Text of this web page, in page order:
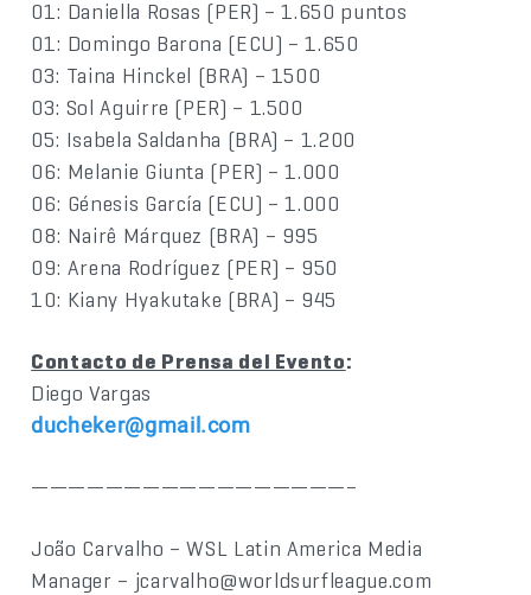
01: Daniella Rosas (PER) – 1.650 puntos
01: Domingo Barona (ECU) – 1.650
03: Taina Hinckel (BRA) – 1500
03: Sol Aguirre (PER) – 1.500
05: Isabela Saldanha (BRA) – 1.200
06: Melanie Giunta (PER) – 1.000
06: Génesis García (ECU) – 1.000
08: Nairê Márquez (BRA) – 995
09: Arena Rodríguez (PER) – 950
10: Kiany Hyakutake (BRA) – 945
Contacto de Prensa del Evento:
Diego Vargas
ducheker@gmail.com
—————————————————–
João Carvalho – WSL Latin America Media
Manager – jcarvalho@worldsurfleague.com